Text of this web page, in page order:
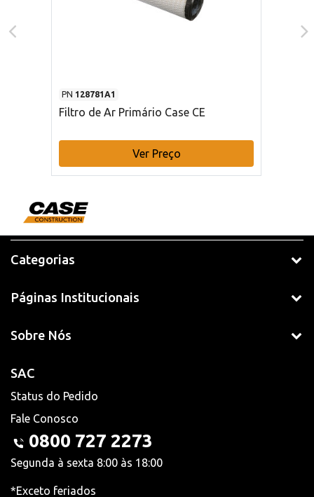
PN 128781A1
Filtro de Ar Primário Case CE
Ver Preço
Categorias
Páginas Institucionais
Sobre Nós
SAC
Status do Pedido
Fale Conosco
0800 727 2273
Segunda à sexta 8:00 às 18:00
*Exceto feriados